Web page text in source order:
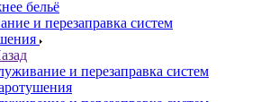
бельё
и перезаправка систем
и перезаправка систем